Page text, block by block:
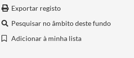
Exportar registo
Pesquisar no âmbito deste fundo
Adicionar à minha lista